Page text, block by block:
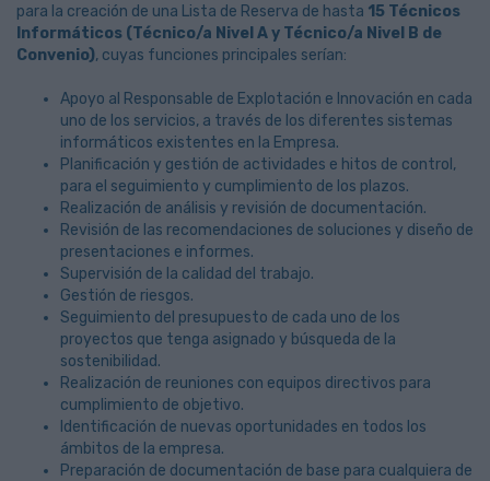
para la creación de una Lista de Reserva de hasta 15 Técnicos
Informáticos (Técnico/a Nivel A y Técnico/a Nivel B de
Convenio), cuyas funciones principales serían:
Apoyo al Responsable de Explotación e Innovación en cada
uno de los servicios, a través de los diferentes sistemas
informáticos existentes en la Empresa.
Planificación y gestión de actividades e hitos de control,
para el seguimiento y cumplimiento de los plazos.
Realización de análisis y revisión de documentación.
Revisión de las recomendaciones de soluciones y diseño de
presentaciones e informes.
Supervisión de la calidad del trabajo.
Gestión de riesgos.
Seguimiento del presupuesto de cada uno de los
proyectos que tenga asignado y búsqueda de la
sostenibilidad.
Realización de reuniones con equipos directivos para
cumplimiento de objetivo.
Identificación de nuevas oportunidades en todos los
ámbitos de la empresa.
Preparación de documentación de base para cualquiera de